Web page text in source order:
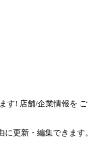
す! 店舗/企業情報を ご
更新・編集できます。